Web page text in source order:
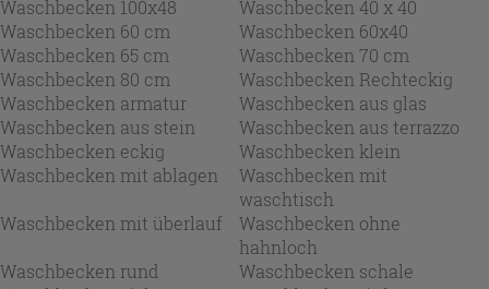
Waschbecken 100x48
Waschbecken 40 x 40
Waschbecken 60 cm
Waschbecken 60x40
Waschbecken 65 cm
Waschbecken 70 cm
Waschbecken 80 cm
Waschbecken Rechteckig
Waschbecken armatur
Waschbecken aus glas
Waschbecken aus stein
Waschbecken aus terrazzo
Waschbecken eckig
Waschbecken klein
Waschbecken mit ablagen
Waschbecken mit
waschtisch
Waschbecken mit überlauf
Waschbecken ohne
hahnloch
Waschbecken rund
Waschbecken schale